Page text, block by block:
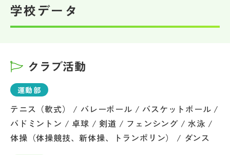
学校データ
クラブ活動
運動部
テニス（軟式） / バレーボール / バスケットボール /
バドミントン / 卓球 / 剣道 / フェンシング / 水泳 /
体操（体操競技、新体操、トランポリン） / ダンス